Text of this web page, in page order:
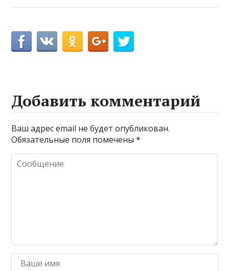
Добавить комментарий
Ваш адрес email не будет опубликован.
Обязательные поля помечены*